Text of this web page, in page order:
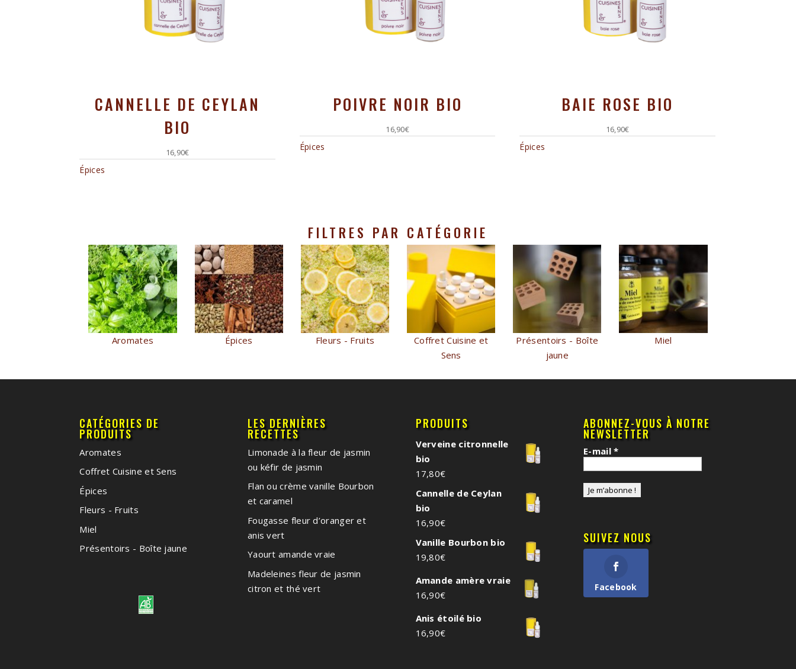
CANNELLE DE CEYLAN
BIO
16,90€
Épices
POIVRE NOIR BIO
16,90€
Épices
BAIE ROSE BIO
16,90€
Épices
FILTRES PAR CATÉGORIE
Aromates Épices Fleurs - Fruits
Coffret Cuisine et
Sens
Présentoirs - Boîte
jaune
Miel
CATÉGORIES DE
PRODUITS
Aromates
Coffret Cuisine et Sens
Épices
Fleurs - Fruits
Miel
Présentoirs - Boîte jaune
LES DERNIÈRES
RECETTES
Limonade à la fleur de jasmin
ou kéfir de jasmin
Flan ou crème vanille Bourbon
et caramel
Fougasse fleur d’oranger et
anis vert
Yaourt amande vraie
Madeleines fleur de jasmin
citron et thé vert
PRODUITS
Verveine citronnelle
bio
17,80€
Cannelle de Ceylan
bio
16,90€
Vanille Bourbon bio
19,80€
Amande amère vraie
16,90€
Anis étoilé bio
16,90€
ABONNEZ-VOUS À NOTRE
NEWSLETTER
E-mail*
SUIVEZ NOUS
Facebook